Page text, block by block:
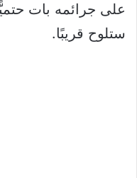
على جرائمه بات
ستلوح قريبًا.